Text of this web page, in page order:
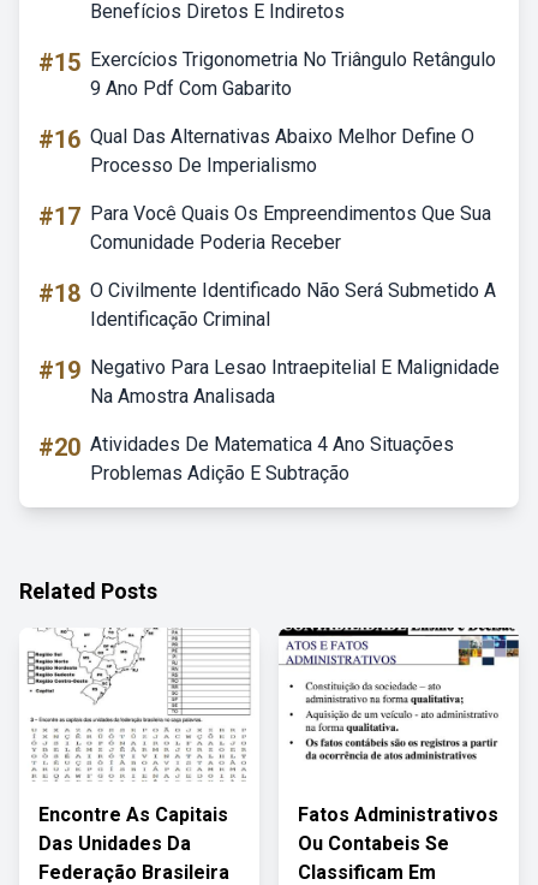
Benefícios Diretos E Indiretos
#15 Exercícios Trigonometria No Triângulo Retângulo
9 Ano Pdf Com Gabarito
#16 Qual Das Alternativas Abaixo Melhor Define O
Processo De Imperialismo
#17 Para Você Quais Os Empreendimentos Que Sua
Comunidade Poderia Receber
#18 O Civilmente Identificado Não Será Submetido A
Identificação Criminal
#19 Negativo Para Lesao Intraepitelial E Malignidade
Na Amostra Analisada
#20 Atividades De Matematica 4 Ano Situações
Problemas Adição E Subtração
Related Posts
Encontre As Capitais
Das Unidades Da
Federação Brasileira
Fatos Administrativos
Ou Contabeis Se
Classificam Em